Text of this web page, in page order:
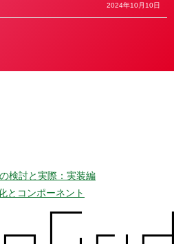
2024年10月10日
検討と実際：実装編
とコンポーネント